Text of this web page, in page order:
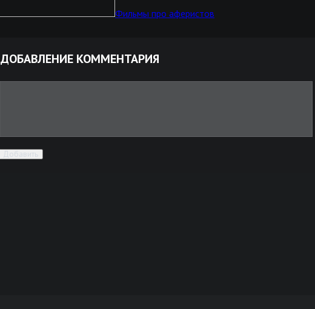
Фильмы про аферистов
ДОБАВЛЕНИЕ КОММЕНТАРИЯ
Добавить